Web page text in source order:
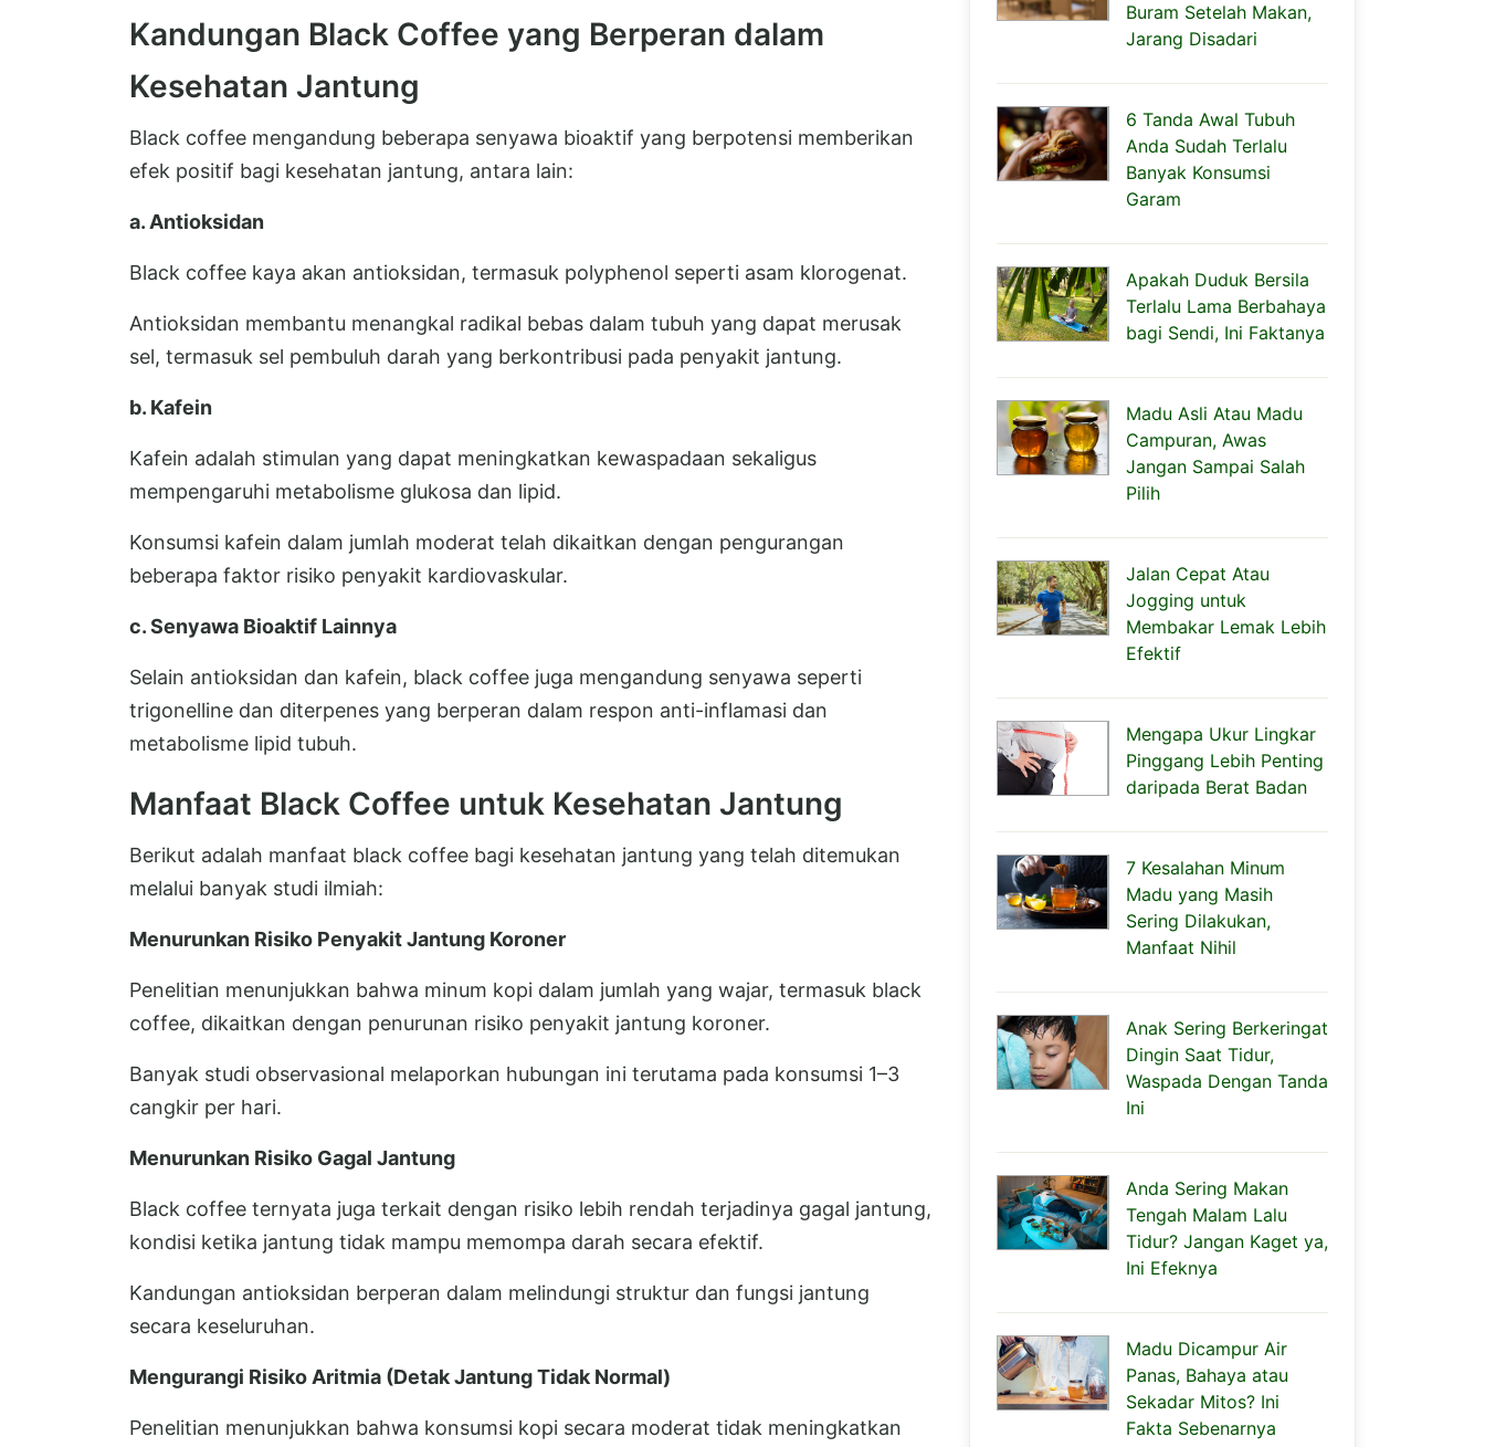
Kandungan Black Coffee yang Berperan dalam
Kesehatan Jantung
Black coffee mengandung beberapa senyawa bioaktif yang berpotensi memberikan
efek positif bagi kesehatan jantung, antara lain:
a. Antioksidan
Black coffee kaya akan antioksidan, termasuk polyphenol seperti asam klorogenat.
Antioksidan membantu menangkal radikal bebas dalam tubuh yang dapat merusak
sel, termasuk sel pembuluh darah yang berkontribusi pada penyakit jantung.
b. Kafein
Kafein adalah stimulan yang dapat meningkatkan kewaspadaan sekaligus
mempengaruhi metabolisme glukosa dan lipid.
Konsumsi kafein dalam jumlah moderat telah dikaitkan dengan pengurangan
beberapa faktor risiko penyakit kardiovaskular.
c. Senyawa Bioaktif Lainnya
Selain antioksidan dan kafein, black coffee juga mengandung senyawa seperti
trigonelline dan diterpenes yang berperan dalam respon anti-inflamasi dan
metabolisme lipid tubuh.
Manfaat Black Coffee untuk Kesehatan Jantung
Berikut adalah manfaat black coffee bagi kesehatan jantung yang telah ditemukan
melalui banyak studi ilmiah:
Menurunkan Risiko Penyakit Jantung Koroner
Penelitian menunjukkan bahwa minum kopi dalam jumlah yang wajar, termasuk black
coffee, dikaitkan dengan penurunan risiko penyakit jantung koroner.
Banyak studi observasional melaporkan hubungan ini terutama pada konsumsi 1–3
cangkir per hari.
Menurunkan Risiko Gagal Jantung
Black coffee ternyata juga terkait dengan risiko lebih rendah terjadinya gagal jantung,
kondisi ketika jantung tidak mampu memompa darah secara efektif.
Kandungan antioksidan berperan dalam melindungi struktur dan fungsi jantung
secara keseluruhan.
Mengurangi Risiko Aritmia (Detak Jantung Tidak Normal)
Penelitian menunjukkan bahwa konsumsi kopi secara moderat tidak meningkatkan
Buram Setelah Makan,
Jarang Disadari
6 Tanda Awal Tubuh
Anda Sudah Terlalu
Banyak Konsumsi
Garam
Apakah Duduk Bersila
Terlalu Lama Berbahaya
bagi Sendi, Ini Faktanya
Madu Asli Atau Madu
Campuran, Awas
Jangan Sampai Salah
Pilih
Jalan Cepat Atau
Jogging untuk
Membakar Lemak Lebih
Efektif
Mengapa Ukur Lingkar
Pinggang Lebih Penting
daripada Berat Badan
7 Kesalahan Minum
Madu yang Masih
Sering Dilakukan,
Manfaat Nihil
Anak Sering Berkeringat
Dingin Saat Tidur,
Waspada Dengan Tanda
Ini
Anda Sering Makan
Tengah Malam Lalu
Tidur? Jangan Kaget ya,
Ini Efeknya
Madu Dicampur Air
Panas, Bahaya atau
Sekadar Mitos? Ini
Fakta Sebenarnya